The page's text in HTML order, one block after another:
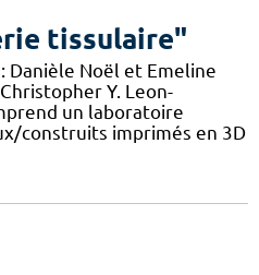
tissulaire"
Danièle Noël et Emeline
Y. Leon-
un laboratoire
construits imprimés en 3D